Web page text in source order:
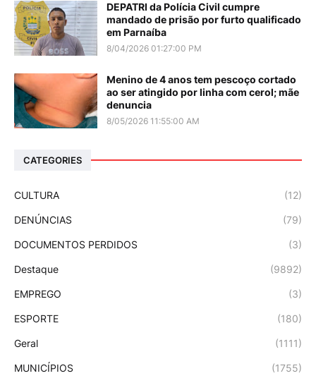
DEPATRI da Polícia Civil cumpre
mandado de prisão por furto qualificado
em Parnaíba
8/04/2026 01:27:00 PM
Menino de 4 anos tem pescoço cortado
ao ser atingido por linha com cerol; mãe
denuncia
8/05/2026 11:55:00 AM
CATEGORIES
CULTURA (12)
DENÚNCIAS (79)
DOCUMENTOS PERDIDOS (3)
Destaque (9892)
EMPREGO (3)
ESPORTE (180)
Geral (1111)
MUNICÍPIOS (1755)